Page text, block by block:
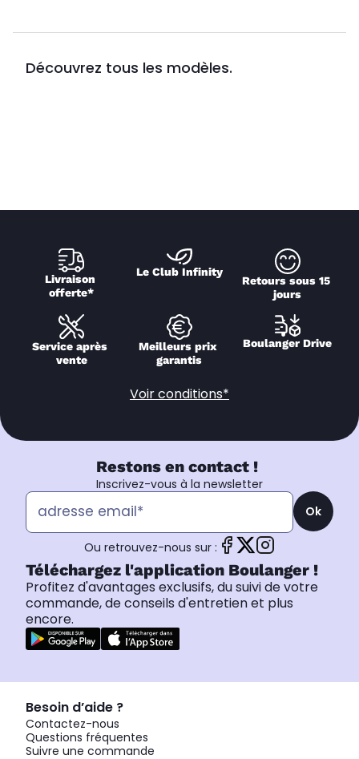
Découvrez tous les modèles.
Livraison
offerte*
Le Club Infinity
Retours sous 15
jours
Service après
vente
Meilleurs prix
garantis
Boulanger Drive
Voir conditions*
Restons en contact !
Inscrivez-vous à la newsletter
Ok
Ou retrouvez-nous sur :
Téléchargez l'application Boulanger !
Profitez d'avantages exclusifs, du suivi de votre
commande, de conseils d'entretien et plus
encore.
Besoin d’aide ?
Contactez-nous
Questions fréquentes
Suivre une commande